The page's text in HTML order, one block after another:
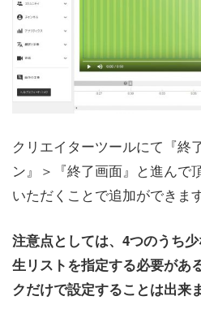
クリエイターツールにて『終
ン』＞『終了画面』と進んで
いただくことで追加ができます
注意点としては、4つのうち
生リストを指定する必要があ
クだけで設定することは出来